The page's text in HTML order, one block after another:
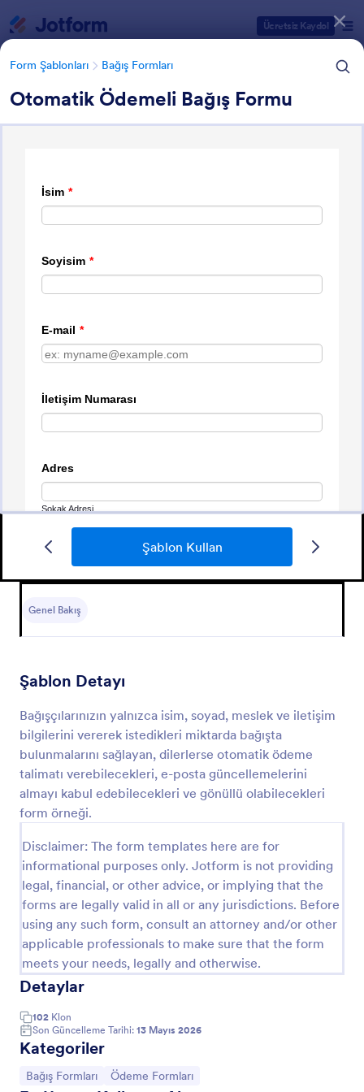
Ücretsiz Kaydol
Form Şablonları Bağış Formları
Otomatik Ödemeli Bağış Formu
Şablon Kullan
Genel Bakış
Şablon Detayı
Bağışçılarınızın yalnızca isim, soyad, meslek ve iletişim
bilgilerini vererek istedikleri miktarda bağışta
bulunmalarını sağlayan, dilerlerse otomatik ödeme
talimatı verebilecekleri, e-posta güncellemelerini
almayı kabul edebilecekleri ve gönüllü olabilecekleri
form örneği.
Disclaimer: The form templates here are for
informational purposes only. Jotform is not providing
legal, financial, or other advice, or implying that the
forms are legally valid in all or any jurisdictions. Before
using any such form, consult an attorney and/or other
applicable professionals to make sure that the form
meets your needs, legally and otherwise.
Detaylar
102 Klon
Son Güncelleme Tarihi: 13 Mayıs 2026
Kategoriler
Kategoriye git:
Bağış Formları Kategoriye git:
Ödeme Formları
Bağış Formları
Online Bağış Toplama Formu
Önizleme
Form Şablonu Kategorileri